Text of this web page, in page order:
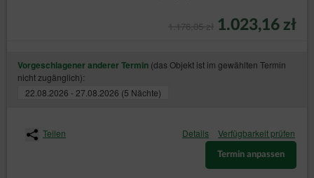
1.176,05 zł 1.023,16 zł
Vorgeschlagener anderer Termin (das Objekt ist im gewählten Termin
nicht zugänglich):
22.08.2026 - 27.08.2026 (5 Nächte)
Teilen Details Verfügbarkeit prüfen
Termin anpassen